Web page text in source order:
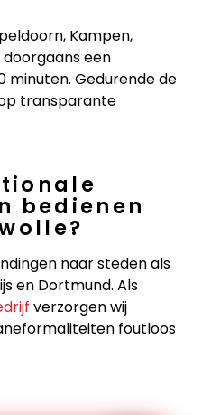
Kampen,
een
minuten. Gedurende de
transparante
bedienen
naar steden als
en Dortmund. Als
verzorgen wij
foutloos